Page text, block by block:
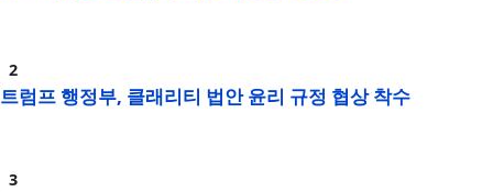
트럼프 행정부, 클래리티 법안 윤리 규정 협상 착수